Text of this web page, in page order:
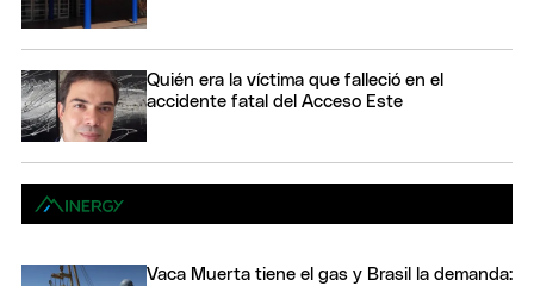
Quién era la víctima que falleció en el
accidente fatal del Acceso Este
Vaca Muerta tiene el gas y Brasil la demanda: